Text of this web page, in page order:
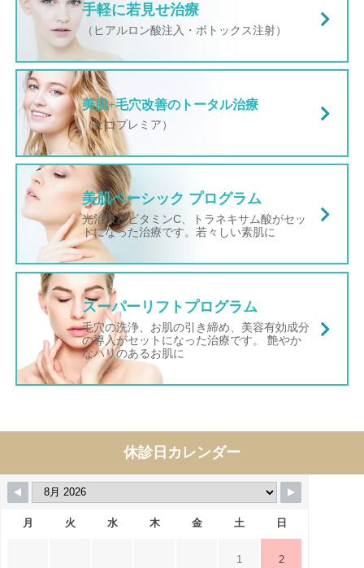
手軽に若見せ治療
（ヒアルロン酸注入・ボトックス注射）
美肌+毛穴改善のトータル治療
（ピコプレミア）
美肌ベーシック プログラム
光治療とビタミンC、トラネキサム酸がセッ
トになった治療です。若々しい素肌に
スーパーリフトプログラム
毛穴の洗浄、お肌の引き締め、美容有効成分
の導入がセットになった治療です。 艶やか
なハリのあるお肌に
休診日カレンダー
月 火 水 木 金 土 日
1 2